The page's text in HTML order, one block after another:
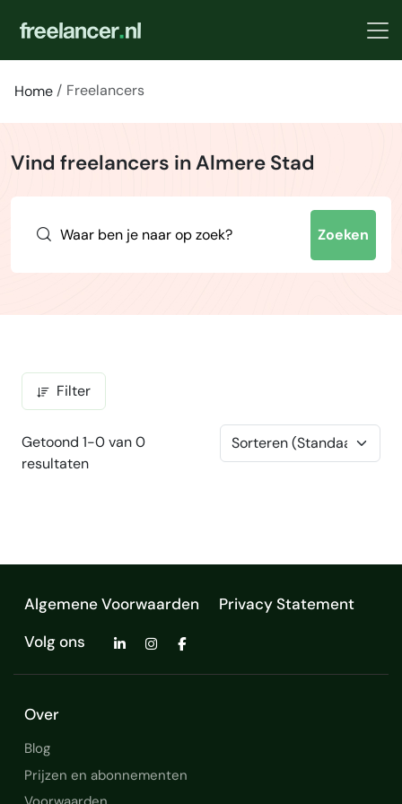
Home Freelancers
Vind freelancers in Almere Stad
Zoeken
Filter
Getoond 1-0 van 0
resultaten
Algemene Voorwaarden
Privacy Statement
Volg ons
Over
Blog
Prijzen en abonnementen